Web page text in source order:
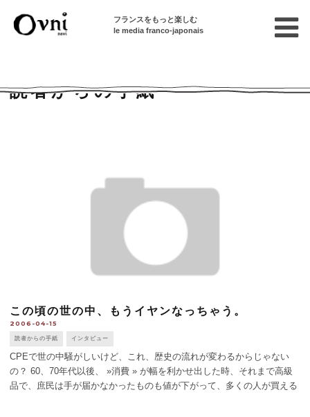
フランスをもっと楽しむ
le media franco-japonais
読者からの手紙
この頃の世の中、もうイヤンなっちゃう。
2006-04-15
読者からの手紙 インタビュー
CPEで世の中騒がしいけど、これ、歴史の流れが変わるからじゃない
の？ 60、70年代以後、 »消費 » が幅を利かせ出した時、それまで高級
品で、庶民は手が届かなかったものも値が下がって、多くの人が買える